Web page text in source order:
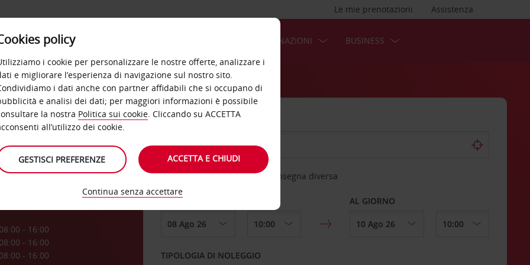
Assistenza
Le mie prenotazioni
OFFERTE DESTINAZIONI BUSINESS
08:00 - 16:00
08:00 - 16:00
08:00 - 16:00
Scegli una località di riconsegna diversa
DAL GIORNO AL GIORNO
TIPOLOGIA DI NOLEGGIO
policy
i cookie per personalizzare le nostre offerte, analizzare i
e migliorare l’esperienza di navigazione sul nostro sito.
i dati anche con partner affidabili che si occupano di
e analisi dei dati; per maggiori informazioni è possibile
la nostra Politica sui cookie. Cliccando su ACCETTA
all’utilizzo dei cookie.
GESTISCI PREFERENZE ACCETTA E CHIUDI
Continua senza accettare